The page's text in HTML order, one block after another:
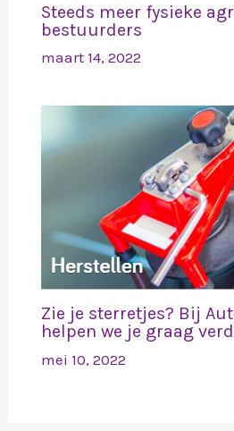
Steeds meer fysieke
bestuurders
maart 14, 2022
Zie je sterretjes? Bij
helpen we je graag
mei 10, 2022